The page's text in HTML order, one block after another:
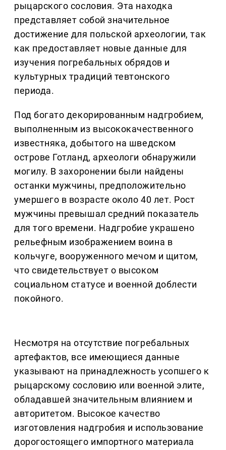
рыцарского сословия. Эта находка
представляет собой значительное
достижение для польской археологии, так
как предоставляет новые данные для
изучения погребальных обрядов и
культурных традиций тевтонского
периода.
Под богато декорированным надгробием,
выполненным из высококачественного
известняка, добытого на шведском
острове Готланд, археологи обнаружили
могилу. В захоронении были найдены
останки мужчины, предположительно
умершего в возрасте около 40 лет. Рост
мужчины превышал средний показатель
для того времени. Надгробие украшено
рельефным изображением воина в
кольчуге, вооруженного мечом и щитом,
что свидетельствует о высоком
социальном статусе и военной доблести
покойного.
Несмотря на отсутствие погребальных
артефактов, все имеющиеся данные
указывают на принадлежность усопшего к
рыцарскому сословию или военной элите,
обладавшей значительным влиянием и
авторитетом. Высокое качество
изготовления надгробия и использование
дорогостоящего импортного материала